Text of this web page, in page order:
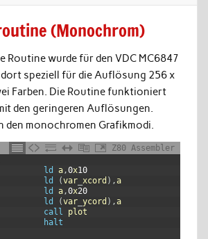
(Monochrom)
Routine wurde für den VDC MC6847
speziell für die Auflösung 256 x
Farben. Die Routine funktioniert
den geringeren Auflösungen.
den monochromen Grafikmodi.
Z80 Assembler
ld
a,0x10
ld
(var_ xcord ) ,a
ld
a,0x20
ld
(var_ ycord ) ,a
call
plot
halt